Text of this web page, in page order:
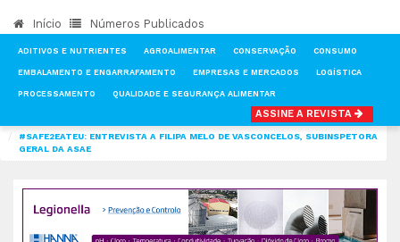
Início Números Publicados
ADITIVOS E NUTRIENTES AGROALIMENTAR CONSERVAÇÃO CONSUMO
EMBALAMENTO E ENGARRAFAMENTO EMPRESAS E MERCADOS LOGÍSTICA
PROCESSAMENTO QUALIDADE E SEGURANÇA ALIMENTAR
ASSINE A REVISTA
QUALIDADE E SEGURANÇA ALIMENTAR
#SAFE2EATEU: ENTREVISTA A FILIPA MELO DE VASCONCELOS, SUBINSPETORA
GERAL DA ASAE